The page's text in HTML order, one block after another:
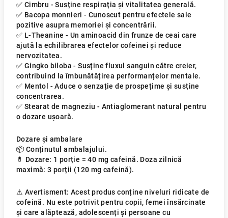
✅ Cimbru - Susține respirația și vitalitatea generală.
✅ Bacopa monnieri - Cunoscut pentru efectele sale
pozitive asupra memoriei și concentrării.
✅ L-Theanine - Un aminoacid din frunze de ceai care
ajută la echilibrarea efectelor cofeinei și reduce
nervozitatea.
✅ Gingko biloba - Susține fluxul sanguin către creier,
contribuind la îmbunătățirea performanțelor mentale.
✅ Mentol - Aduce o senzație de prospețime și susține
concentrarea.
✅ Stearat de magneziu - Antiaglomerant natural pentru
o dozare ușoară.
Dozare și ambalare
📦 Conținutul ambalajului.
💊 Dozare: 1 porție = 40 mg cafeină. Doza zilnică
maximă: 3 porții (120 mg cafeină).
⚠ Avertisment: Acest produs conține niveluri ridicate de
cofeină. Nu este potrivit pentru copii, femei însărcinate
și care alăptează, adolescenți și persoane cu